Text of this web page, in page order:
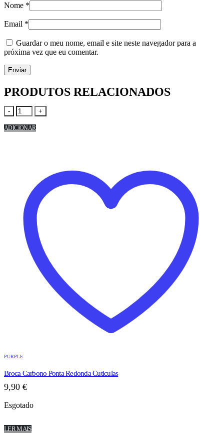
Nome *
Email *
Guardar o meu nome, email e site neste navegador para a
próxima vez que eu comentar.
PRODUTOS RELACIONADOS
- +
ADICIONAR
PURPLE
Broca Carbono Ponta Redonda Cuticulas
9,90 €
Esgotado
LER MAIS